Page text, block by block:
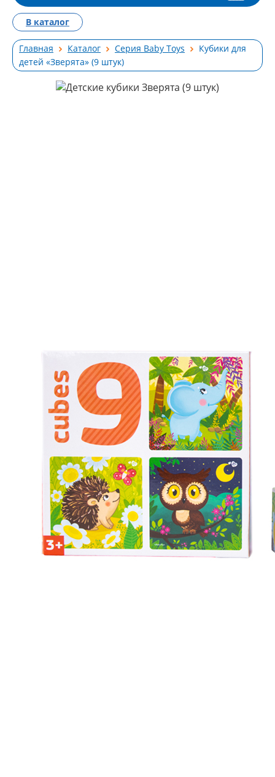
Главная Каталог Серия Baby Toys
Кубики для
детей «Зверята» (9 штук)
В каталог